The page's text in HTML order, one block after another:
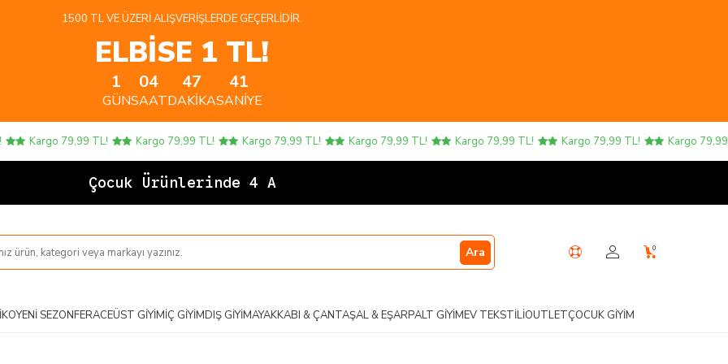
1500 TL VE ÜZERI ALIŞVERIŞLERDE GEÇERLIDIR.
ELBİSE 1 TL!
1
GÜN
04
SAAT
47
DAKIKA
40
SANIYE
Kargo 79,99 TL! Kargo 79,99 TL! Kargo 79,99 TL! Kargo 79,99 TL! Kargo 79,99 TL! Kargo 79,99 TL! Kargo 79,99 TL!
Çocuk Ürünlerinde 4 AL 3 ÖD
Ara 0
YENI SEZONFERACEÜST GIYIMİÇ GIYIMDIŞ GIYIMAYAKKABI & ÇANTAŞAL & EŞARPALT GIYIMEV TEKSTILIOUTLETÇOCUK GIYIM